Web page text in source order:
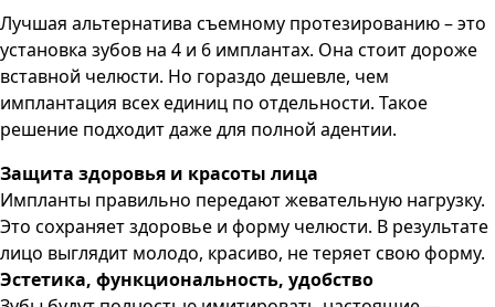
Лучшая альтернатива съемному протезированию – это
установка зубов на 4 и 6 имплантах. Она стоит дороже
вставной челюсти. Но гораздо дешевле, чем
имплантация всех единиц по отдельности. Такое
решение подходит даже для полной адентии.
Защита здоровья и красоты лица
Импланты правильно передают жевательную нагрузку.
Это сохраняет здоровье и форму челюсти. В результате
лицо выглядит молодо, красиво, не теряет свою форму.
Эстетика, функциональность, удобство